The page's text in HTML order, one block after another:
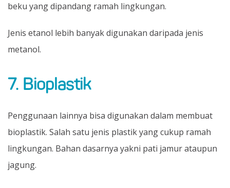
beku yang dipandang ramah lingkungan.
Jenis etanol lebih banyak digunakan daripada jenis
metanol.
7. Bioplastik
Penggunaan lainnya bisa digunakan dalam membuat
bioplastik. Salah satu jenis plastik yang cukup ramah
lingkungan. Bahan dasarnya yakni pati jamur ataupun
jagung.